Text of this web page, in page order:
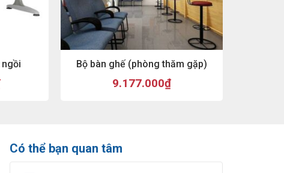
ngồi Bộ bàn ghế (phòng thăm gặp)
9.177.000₫
Có thể bạn quan tâm